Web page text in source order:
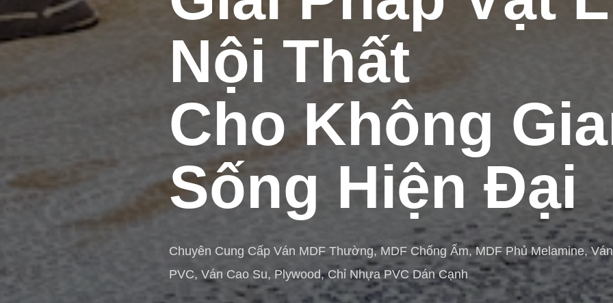
Nội Thất
Cho Không
Sống Hiện Đại
Chuyên Cung Cấp Ván MDF Thường, MDF Chống Ẩm, MDF Phủ Melamine,
PVC, Ván Cao Su, Plywood, Chỉ Nhựa PVC Dán Cạnh